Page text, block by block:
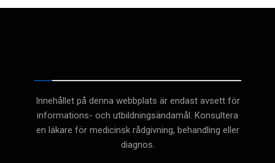
Innehållet på denna webbplats är endast avsett för
informations- och utbildningsändamål. Konsultera
en läkare för medicinsk rådgivning, behandling eller
diagnos.